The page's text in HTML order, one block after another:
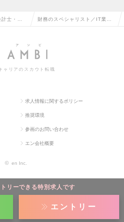
リーできる特別求人です
エントリー
計士・税 財務のスペシャリスト／IT業界
ャリアのスカウト転職
求人情報に関するポリシー
推奨環境
参画のお問い合わせ
エン会社概要
© en Inc.